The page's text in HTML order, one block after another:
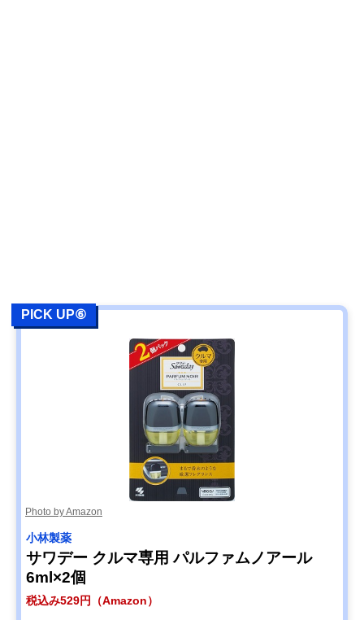
PICK UP⑥
Photo by Amazon
‎小林製薬
サワデー クルマ専用 パルファムノアール
6ml×2個
税込み529円（Amazon）